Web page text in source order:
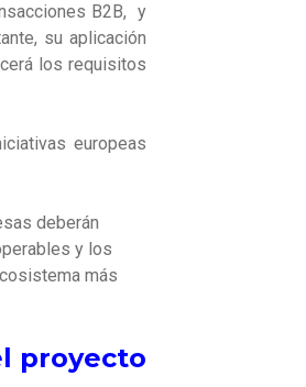
B2B, y
su aplicación
los requisitos
europeas
deberán
y los
más
proyecto